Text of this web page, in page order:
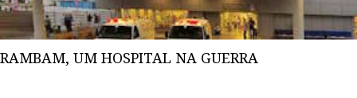
RAMBAM, UM HOSPITAL NA GUERRA